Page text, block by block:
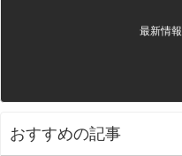
最新情
おすすめの記事